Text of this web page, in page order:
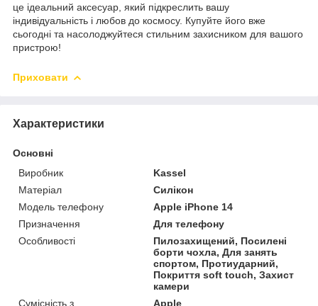
це ідеальний аксесуар, який підкреслить вашу
індивідуальність і любов до космосу. Купуйте його вже
сьогодні та насолоджуйтеся стильним захисником для вашого
пристрою!
Приховати
Характеристики
Основні
Виробник
Kassel
Матеріал
Силікон
Модель телефону
Apple iPhone 14
Призначення
Для телефону
Особливості
Пилозахищений, Посилені
борти чохла, Для занять
спортом, Протиударний,
Покриття soft touch, Захист
камери
Сумісність з
Apple